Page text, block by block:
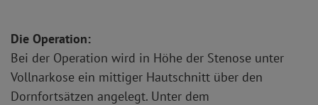
Die Operation:
Bei der Operation wird in Höhe der Stenose unter
Vollnarkose ein mittiger Hautschnitt über den
Dornfortsätzen angelegt. Unter dem